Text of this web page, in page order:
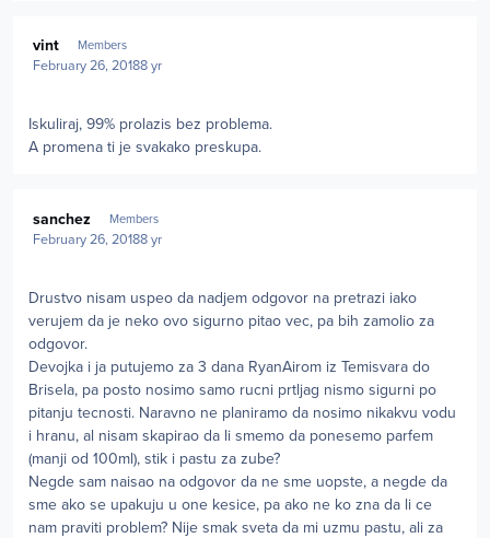
vint Members
February 26, 20188 yr
Iskuliraj, 99% prolazis bez problema.
A promena ti je svakako preskupa.
sanchez Members
February 26, 20188 yr
Drustvo nisam uspeo da nadjem odgovor na pretrazi iako
verujem da je neko ovo sigurno pitao vec, pa bih zamolio za
odgovor.
Devojka i ja putujemo za 3 dana RyanAirom iz Temisvara do
Brisela, pa posto nosimo samo rucni prtljag nismo sigurni po
pitanju tecnosti. Naravno ne planiramo da nosimo nikakvu vodu
i hranu, al nisam skapirao da li smemo da ponesemo parfem
(manji od 100ml), stik i pastu za zube?
Negde sam naisao na odgovor da ne sme uopste, a negde da
sme ako se upakuju u one kesice, pa ako ne ko zna da li ce
nam praviti problem? Nije smak sveta da mi uzmu pastu, ali za